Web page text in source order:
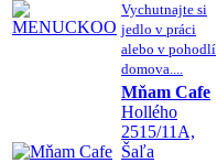
Vychutnajte si
jedlo v práci
alebo v pohodlí
domova....
Mňam Cafe
Hollého
2515/11A,
Šaľa